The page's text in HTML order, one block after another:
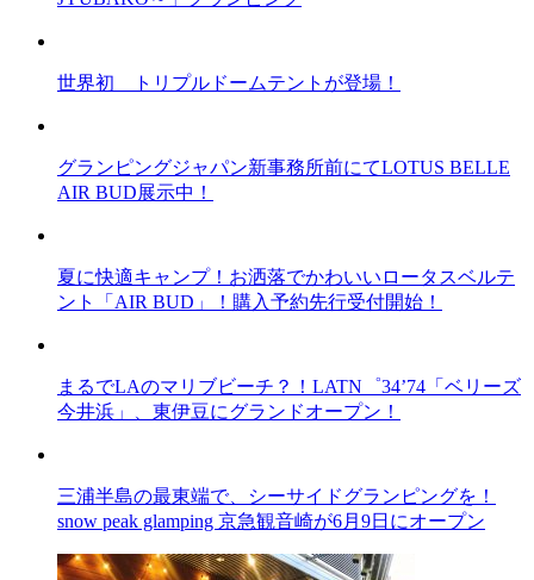
世界初 トリプルドームテントが登場！
グランピングジャパン新事務所前にてLOTUS BELLE
AIR BUD展示中！
夏に快適キャンプ！お洒落でかわいいロータスベルテ
ント「AIR BUD」！購入予約先行受付開始！
まるでLAのマリブビーチ？！LATN゜34’74「ベリーズ
今井浜」、東伊豆にグランドオープン！
三浦半島の最東端で、シーサイドグランピングを！
snow peak glamping 京急観音崎が6月9日にオープン